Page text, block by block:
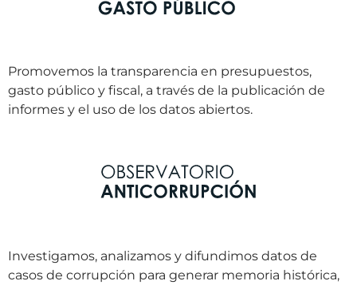
Promovemos la transparencia en presupuestos,
gasto público y fiscal, a través de la publicación de
informes y el uso de los datos abiertos.
Investigamos, analizamos y difundimos datos de
casos de corrupción para generar memoria histórica,